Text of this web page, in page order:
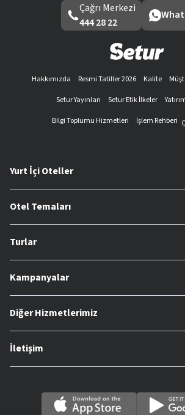
Çağrı Merkezi
444 28 22
Hakkımızda Resmi Tatiller 2026 Kalite
Setur Yayınları
Setur Etik İlkeler
Bilgi Toplumu Hizmetleri
İşlem Rehberi
Yurt İçi Oteller
Otel Temaları
Turlar
Kampanyalar
Diğer Hizmetlerimiz
İletişim